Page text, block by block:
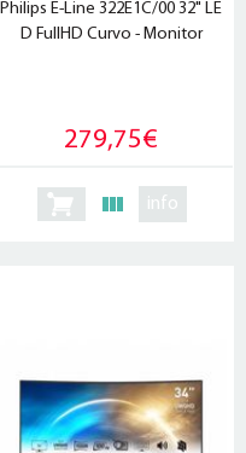
Philips E-Line 322E1C/00 32" LE
D FullHD Curvo - Monitor
279,75€
info